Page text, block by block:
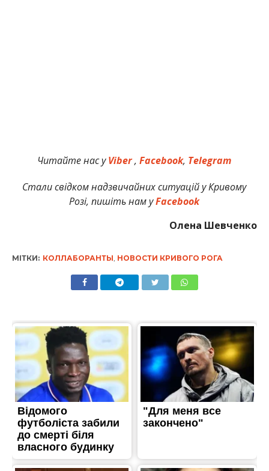
Читайте нас уViber,Facebook, Telegram
Стали свідком надзвичайних ситуацій у Кривому
Розі, пишіть нам уFacebook
Олена Шевченко
МІТКИ: КОЛЛАБОРАНТЫ НОВОСТИ КРИВОГО РОГА